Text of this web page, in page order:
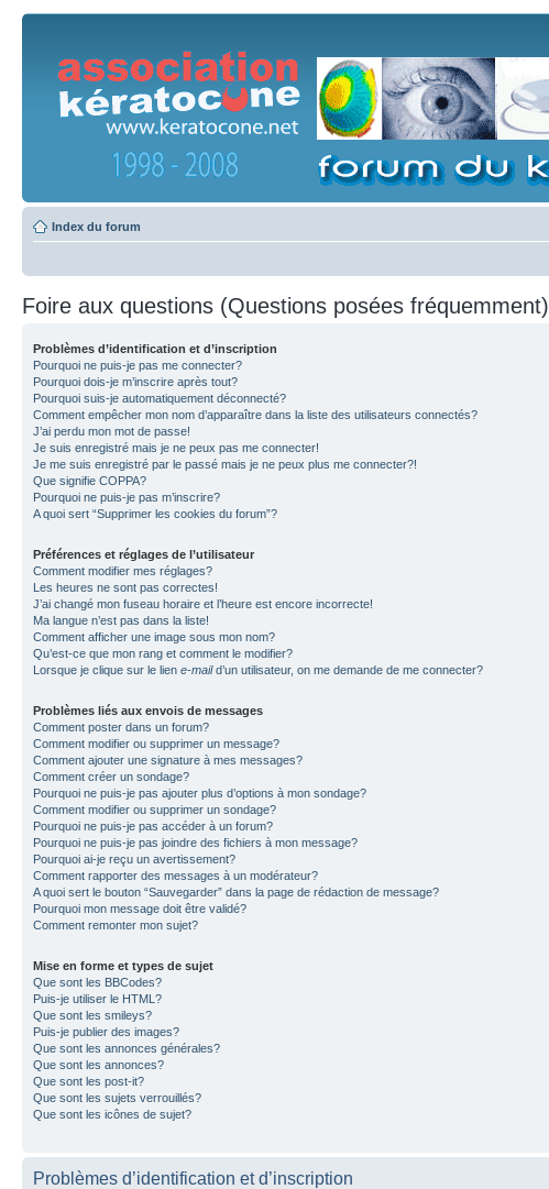
Index du forum
Foire aux questions (Questions posées fréquemment)
Problèmes d’identification et d’inscription
Pourquoi ne puis-je pas me connecter?
Pourquoi dois-je m’inscrire après tout?
Pourquoi suis-je automatiquement déconnecté?
Comment empêcher mon nom d’apparaître dans la liste des utilisateurs connectés?
J’ai perdu mon mot de passe!
Je suis enregistré mais je ne peux pas me connecter!
Je me suis enregistré par le passé mais je ne peux plus me connecter?!
Que signifie COPPA?
Pourquoi ne puis-je pas m’inscrire?
A quoi sert “Supprimer les cookies du forum”?
Préférences et réglages de l’utilisateur
Comment modifier mes réglages?
Les heures ne sont pas correctes!
J’ai changé mon fuseau horaire et l’heure est encore incorrecte!
Ma langue n’est pas dans la liste!
Comment afficher une image sous mon nom?
Qu’est-ce que mon rang et comment le modifier?
Lorsque je clique sur le lien e-maild’un utilisateur, on me demande de me connecter?
Problèmes liés aux envois de messages
Comment poster dans un forum?
Comment modifier ou supprimer un message?
Comment ajouter une signature à mes messages?
Comment créer un sondage?
Pourquoi ne puis-je pas ajouter plus d’options à mon sondage?
Comment modifier ou supprimer un sondage?
Pourquoi ne puis-je pas accéder à un forum?
Pourquoi ne puis-je pas joindre des fichiers à mon message?
Pourquoi ai-je reçu un avertissement?
Comment rapporter des messages à un modérateur?
A quoi sert le bouton “Sauvegarder” dans la page de rédaction de message?
Pourquoi mon message doit être validé?
Comment remonter mon sujet?
Mise en forme et types de sujet
Que sont les BBCodes?
Puis-je utiliser le HTML?
Que sont les smileys?
Puis-je publier des images?
Que sont les annonces générales?
Que sont les annonces?
Que sont les post-it?
Que sont les sujets verrouillés?
Que sont les icônes de sujet?
Problèmes d’identification et d’inscription